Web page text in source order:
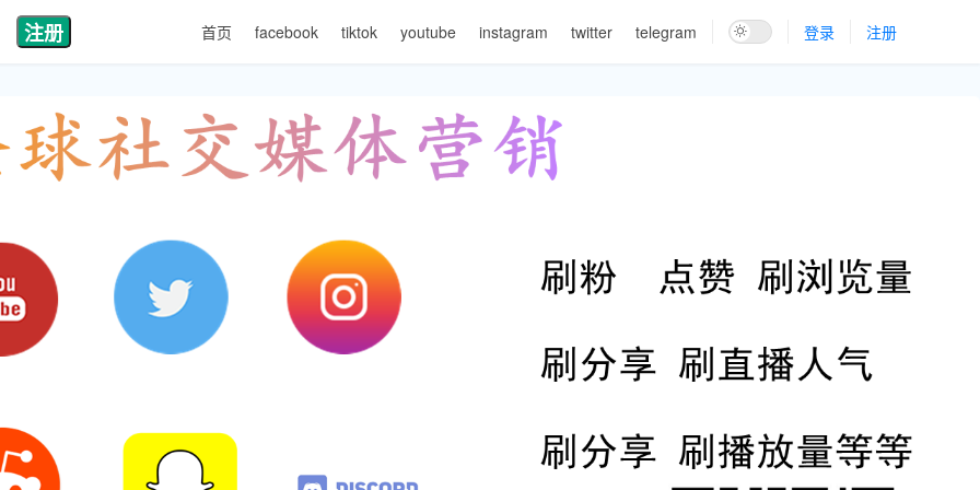
注册 首页 facebook tiktok youtube instagram twitter telegram 登录 注册